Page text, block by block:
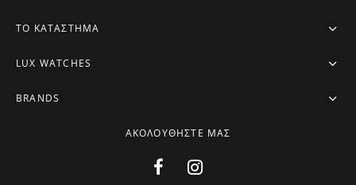
ΤΟ ΚΑΤΑΣΤΗΜΑ
LUX WATCHES
BRANDS
ΑΚΟΛΟΥΘΗΣΤΕ ΜΑΣ